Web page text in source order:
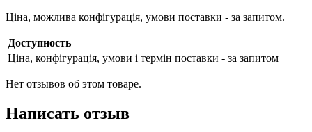
Ціна, можлива конфігурація, умови поставки - за запитом.
Доступность
Ціна, конфігурація, умови і термін поставки - за запитом
Нет отзывов об этом товаре.
Написать отзыв